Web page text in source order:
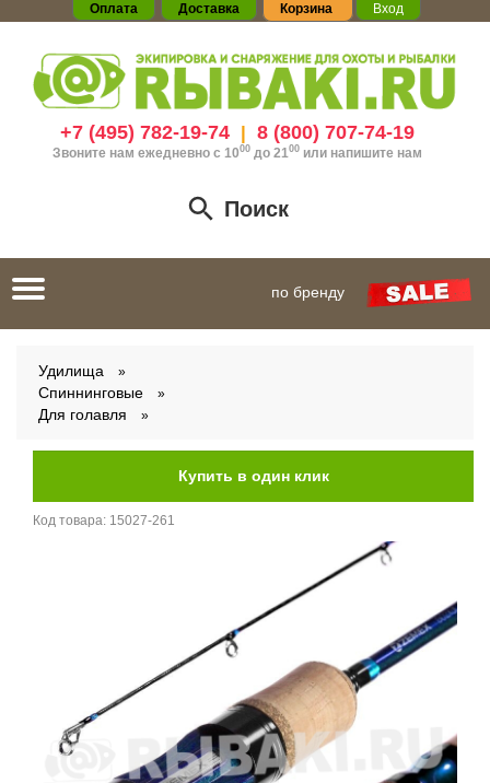
Оплата Доставка Корзина Вход
+7 (495) 782-19-74| 8 (800) 707-74-19
Звоните нам ежедневно с 1000до 21 00 или напишите нам
Поиск
Toggle
navigation
по бренду
Удилища
Спиннинговые
Для голавля
Код товара: 15027-261